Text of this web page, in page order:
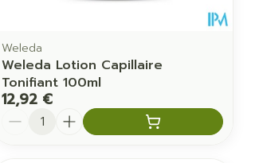
Weleda
Weleda Lotion Capillaire
Tonifiant 100ml
12,92 €
Quantité